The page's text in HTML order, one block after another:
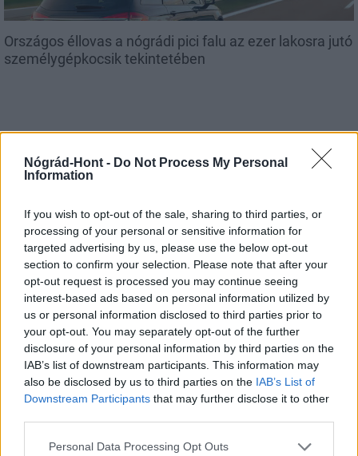
Nógrád-Hont - Do Not Process My Personal
Information
If you wish to opt-out of the sale, sharing to third parties, or
processing of your personal or sensitive information for
targeted advertising by us, please use the below opt-out
section to confirm your selection. Please note that after your
opt-out request is processed you may continue seeing
interest-based ads based on personal information utilized by
us or personal information disclosed to third parties prior to
your opt-out. You may separately opt-out of the further
disclosure of your personal information by third parties on the
IAB’s list of downstream participants. This information may
also be disclosed by us to third parties on the IAB’s List of
Downstream Participants that may further disclose it to other
Please note that this website/app uses one or more Google
Personal Data Processing Opt Outs
Országos éllovas a nógrádi pici falu az ezer lakosra jutó
személygépkocsik tekintetében
Három meghatározó épületét is fejlesztette
Salgótarján
Helyi hírek